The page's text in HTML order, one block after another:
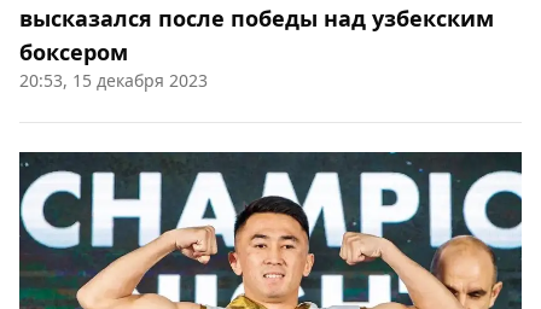
высказался после победы над узбекским
боксером
20:53, 15 декабря 2023